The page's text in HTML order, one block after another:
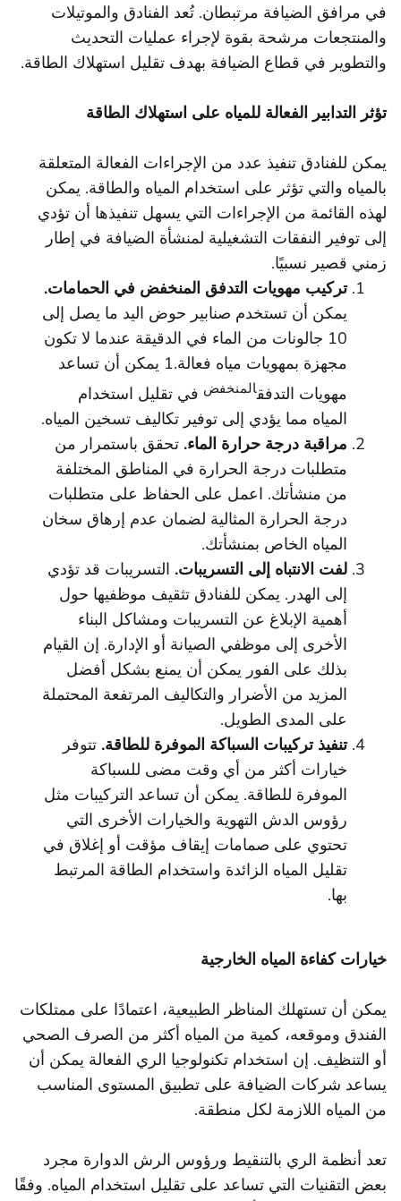
في مرافق الضيافة مرتبطان. تُعد الفنادق والموتيلات
والمنتجعات مرشحة بقوة لإجراء عمليات التحديث
والتطوير في قطاع الضيافة بهدف تقليل استهلاك الطاقة.
تؤثر التدابير الفعالة للمياه على استهلاك الطاقة
يمكن للفنادق تنفيذ عدد من الإجراءات الفعالة المتعلقة
بالمياه والتي تؤثر على استخدام المياه والطاقة. يمكن
لهذه القائمة من الإجراءات التي يسهل تنفيذها أن تؤدي
إلى توفير النفقات التشغيلية لمنشأة الضيافة في إطار
زمني قصير نسبيًا.
تركيب مهويات التدفق المنخفض في الحمامات.
يمكن أن تستخدم صنابير حوض اليد ما يصل إلى
10 جالونات من الماء في الدقيقة عندما لا تكون
مجهزة بمهويات مياه فعالة.1 يمكن أن تساعد
مهويات التدفقالمنخفض في تقليل استخدام
المياه مما يؤدي إلى توفير تكاليف تسخين المياه.
مراقبة درجة حرارة الماء. تحقق باستمرار من
متطلبات درجة الحرارة في المناطق المختلفة
من منشأتك. اعمل على الحفاظ على متطلبات
درجة الحرارة المثالية لضمان عدم إرهاق سخان
المياه الخاص بمنشأتك.
لفت الانتباه إلى التسريبات. التسريبات قد تؤدي
إلى الهدر. يمكن للفنادق تثقيف موظفيها حول
أهمية الإبلاغ عن التسريبات ومشاكل البناء
الأخرى إلى موظفي الصيانة أو الإدارة. إن القيام
بذلك على الفور يمكن أن يمنع بشكل أفضل
المزيد من الأضرار والتكاليف المرتفعة المحتملة
على المدى الطويل.
تنفيذ تركيبات السباكة الموفرة للطاقة. تتوفر
خيارات أكثر من أي وقت مضى للسباكة
الموفرة للطاقة. يمكن أن تساعد التركيبات مثل
رؤوس الدش التهوية والخيارات الأخرى التي
تحتوي على صمامات إيقاف مؤقت أو إغلاق في
تقليل المياه الزائدة واستخدام الطاقة المرتبط
بها.
خيارات كفاءة المياه الخارجية
يمكن أن تستهلك المناظر الطبيعية، اعتمادًا على ممتلكات
الفندق وموقعه، كمية من المياه أكثر من الصرف الصحي
أو التنظيف. إن استخدام تكنولوجيا الري الفعالة يمكن أن
يساعد شركات الضيافة على تطبيق المستوى المناسب
من المياه اللازمة لكل منطقة.
تعد أنظمة الري بالتنقيط ورؤوس الرش الدوارة مجرد
بعض التقنيات التي تساعد على تقليل استخدام المياه. وفقًا